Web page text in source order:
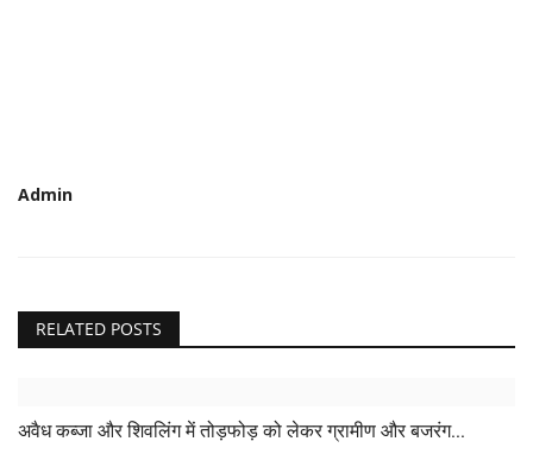
Admin
RELATED POSTS
अवैध कब्जा और शिवलिंग में तोड़फोड़ को लेकर ग्रामीण और बजरंग...